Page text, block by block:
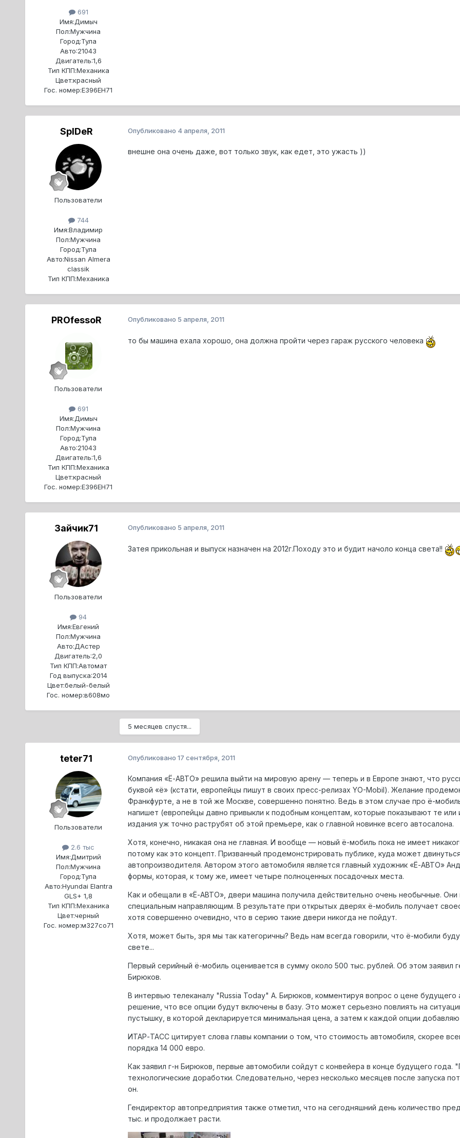
691
Имя:Димыч
Пол:Мужчина
Город:Тула
Авто:21043
Двигатель:1,6
Тип КПП:Механика
Цвет:красный
Гос. номер:Е396ЕН71
SpIDeR
Пользователи
744
Имя:Владимир
Пол:Мужчина
Город:Тула
Авто:Nissan Almera
classik
Тип КПП:Механика
Опубликовано 4 апреля, 2011
внешне она очень даже, вот только звук, как едет, это ужасть ))
PROfessoR
Пользователи
691
Имя:Димыч
Пол:Мужчина
Город:Тула
Авто:21043
Двигатель:1,6
Тип КПП:Механика
Цвет:красный
Гос. номер:Е396ЕН71
Опубликовано 5 апреля, 2011
то бы машина ехала хорошо, она должна пройти через гараж русского человека
Зайчик71
Пользователи
94
Имя:Евгений
Пол:Мужчина
Авто:ДАстер
Двигатель:2,0
Тип КПП:Автомат
Год выпуска:2014
Цвет:белый-белый
Гос. номер:в608мо
Опубликовано 5 апреля, 2011
Затея прикольная и выпуск назначен на 2012г.Походу это и будит начоло конца света!!
5 месяцев спустя...
teter71
Пользователи
2.6 тыс
Имя:Дмитрий
Пол:Мужчина
Город:Тула
Авто:Hyundai Elantra
GLS+ 1,8
Тип КПП:Механика
Цвет:черный
Гос. номер:м327со71
Опубликовано 17 сентября, 2011
Компания «Ё-АВТО» решила выйти на мировую арену — теперь и в Европе знают, что
буквой «ё» (кстати, европейцы пишут в своих пресс-релизах YO-Mobil). Желание
Франкфурте, а не в той же Москве, совершенно понятно. Ведь в этом случае про ё-
напишет (европейцы давно привыкли к подобным концептам, которые показывают те или
издания уж точно раструбят об этой премьере, как о главной новинке всего автосалона.
Хотя, конечно, никакая она не главная. И вообще — новый ё-мобиль пока не имеет
потому как это концепт. Призванный продемонстрировать публике, куда может
автопроизводителя. Автором этого автомобиля является главный художник «Ё-АВТО»
формы, которая, к тому же, имеет четыре полноценных посадочных места.
Как и обещали в «Ё-АВТО», двери машина получила действительно очень необычные.
специальным направляющим. В результате при открытых дверях ё-мобиль получает
хотя совершенно очевидно, что в серию такие двери никогда не пойдут.
Хотя, может быть, зря мы так категоричны? Ведь нам всегда говорили, что ё-мобили
свете...
Первый серийный ё-мобиль оценивается в сумму около 500 тыс. рублей. Об этом заявил
Бирюков.
В интервью телеканалу "Russia Today" А. Бирюков, комментируя вопрос о цене
решение, что все опции будут включены в базу. Это может серьезно повлиять на
пустышку, в которой декларируется минимальная цена, а затем к каждой опции
ИТАР-ТАСС цитирует слова главы компании о том, что стоимость автомобиля, скорее
порядка 14 000 евро.
Как заявил г-н Бирюков, первые автомобили сойдут с конвейера в конце будущего года.
технологические доработки. Следовательно, через несколько месяцев после запуска
он.
Гендиректор автопредприятия также отметил, что на сегодняшний день количество
тыс. и продолжает расти.